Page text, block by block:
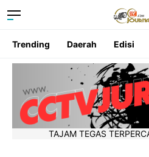
Trending Daerah Edisi
TAJAM TEGAS